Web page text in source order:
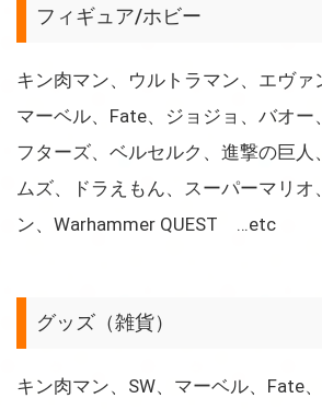
フィギュア/ホビー
キン肉マン、ウルトラマン、エヴァ
マーベル、Fate、ジョジョ、バオー
フターズ、ベルセルク、進撃の巨人
ムズ、ドラえもん、スーパーマリオ
ン、Warhammer QUEST …etc
グッズ（雑貨）
キン肉マン、SW、マーベル、Fate